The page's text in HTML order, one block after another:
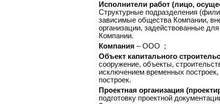
Исполнители работ (лицо,
Структурные подразделения
зависимые общества Компании,
организации, задействованные
Компании.
Компания – ООО ;
Объект капитального
сооружение, объекты,
исключением временных
построек.
Проектная организация
подготовку проектной